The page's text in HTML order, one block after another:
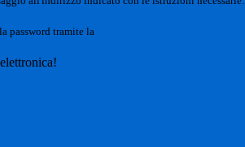
password tramite la